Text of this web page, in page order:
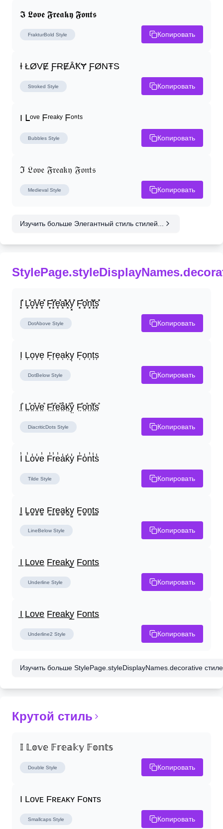
𝕴 𝕷𝖔𝖛𝖊 𝕱𝖗𝖊𝖆𝖐𝖞 𝕱𝖔𝖓𝖙𝖘
FrakturBold Style Копировать
Ɨ ŁØVɆ ƑɌɆȂꝀɎ ƑØNŦS
Stroked Style Копировать
I ᒪᵒᵛᵉ ᖴʳᵉᵃᵏʸ ᖴᵒⁿᵗˢ
Bubbles Style Копировать
ℑ 𝔏𝔬𝔳𝔢 𝔉𝔯𝔢𝔞𝔨𝔶 𝔉𝔬𝔫𝔱𝔰
Medieval Style Копировать
Изучить больше Элегантный стиль стилей...
I͓̽ L͓̽o͓̽v͓̽e͓̽ F͓̽r͓̽e͓̽a͓̽k͓̽y͓̽ F͓̽o͓̽n͓̽t͓̽s͓̽
DotAbove Style Копировать
I͎ L͎o͎v͎e͎ F͎r͎e͎a͎k͎y͎ F͎o͎n͎t͎s͎
DotBelow Style Копировать
I̤̊ L̤̊o̤̊v̤̊e̤̊ F̤̊r̤̊e̤̊å̤k̤̊ẙ̤ F̤̊o̤̊n̤̊t̤̊s̤̊
DiacriticDots Style Копировать
I̾ L̾o̾v̾e̾ F̾r̾e̾a̾k̾y̾ F̾o̾n̾t̾s̾
Tilde Style Копировать
I̳ L̳o̳v̳e̳ F̳r̳e̳a̳k̳y̳ F̳o̳n̳t̳s̳
LineBelow Style Копировать
I̲ L̲o̲v̲e̲ F̲r̲e̲a̲k̲y̲ F̲o̲n̲t̲s̲
Underline Style Копировать
I̲ L̲o̲v̲e̲ F̲r̲e̲a̲k̲y̲ F̲o̲n̲t̲s̲
Underline2 Style Копировать
Изучить больше StylePage.styleDisplayNames.decorative
Крутой стиль
𝕀 𝕃𝕠𝕧𝕖 𝔽𝕣𝕖𝕒𝕜𝕪 𝔽𝕠𝕟𝕥𝕤
Double Style Копировать
I Lᴏᴠᴇ Fʀᴇᴀᴋʏ Fᴏɴᴛs
Smallcaps Style Копировать